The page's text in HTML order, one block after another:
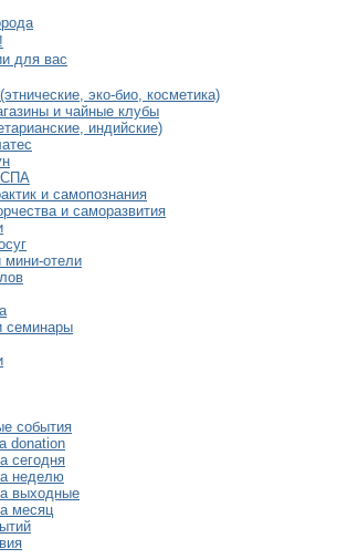
для вас
эко-био, косметика)
и чайные клубы
индийские)
и самопознания
и саморазвития
отели
семинары
события
donation
сегодня
неделю
выходные
месяц